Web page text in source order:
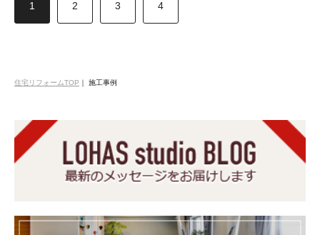
1 2 3 4
住宅リフォームTOP ｜ 施工事例